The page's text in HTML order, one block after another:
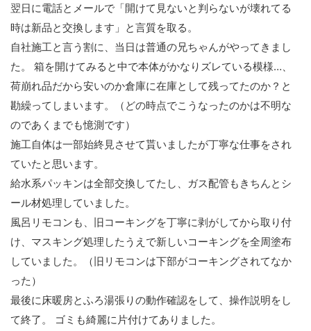
翌日に電話とメールで「開けて見ないと判らないが壊れてる
時は新品と交換します」と言質を取る。
自社施工と言う割に、当日は普通の兄ちゃんがやってきまし
た。 箱を開けてみると中で本体がかなりズレている模様…、
荷崩れ品だから安いのか倉庫に在庫として残ってたのか？と
勘繰ってしまいます。（どの時点でこうなったのかは不明な
のであくまでも憶測です）
施工自体は一部始終見させて貰いましたが丁寧な仕事をされ
ていたと思います。
給水系パッキンは全部交換してたし、ガス配管もきちんとシ
ール材処理していました。
風呂リモコンも、旧コーキングを丁寧に剥がしてから取り付
け、マスキング処理したうえで新しいコーキングを全周塗布
していました。（旧リモコンは下部がコーキングされてなか
った）
最後に床暖房とふろ湯張りの動作確認をして、操作説明をし
て終了。 ゴミも綺麗に片付けてありました。